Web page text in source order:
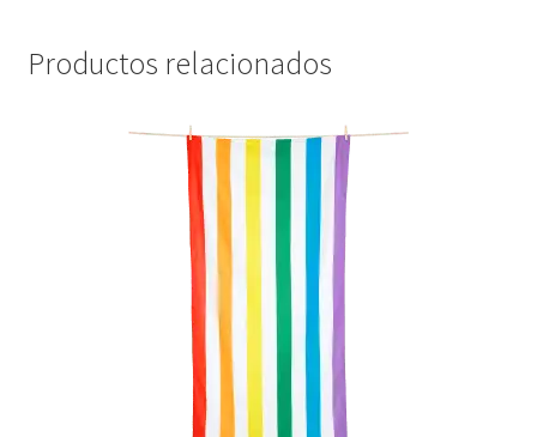
Productos relacionados